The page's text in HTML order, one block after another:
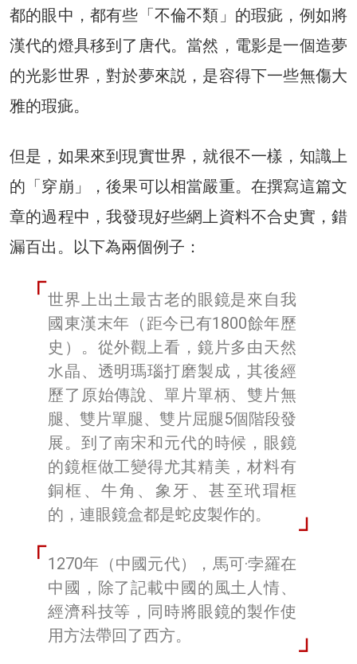
都的眼中，都有些「不倫不類」的瑕疵，例如將
漢代的燈具移到了唐代。當然，電影是一個造夢
的光影世界，對於夢來説，是容得下一些無傷大
雅的瑕疵。
但是，如果來到現實世界，就很不一樣，知識上
的「穿崩」，後果可以相當嚴重。在撰寫這篇文
章的過程中，我發現好些網上資料不合史實，錯
漏百出。以下為兩個例子：
世界上出土最古老的眼鏡是來自我
國東漢末年（距今已有1800餘年歷
史）。從外觀上看，鏡片多由天然
水晶、透明瑪瑙打磨製成，其後經
歷了原始傳說、單片單柄、雙片無
腿、雙片單腿、雙片屈腿5個階段發
展。到了南宋和元代的時候，眼鏡
的鏡框做工變得尤其精美，材料有
銅框、牛角、象牙、甚至玳瑁框
的，連眼鏡盒都是蛇皮製作的。
1270年（中國元代），馬可·孛羅在
中國，除了記載中國的風土人情、
經濟科技等，同時將眼鏡的製作使
用方法帶回了西方。